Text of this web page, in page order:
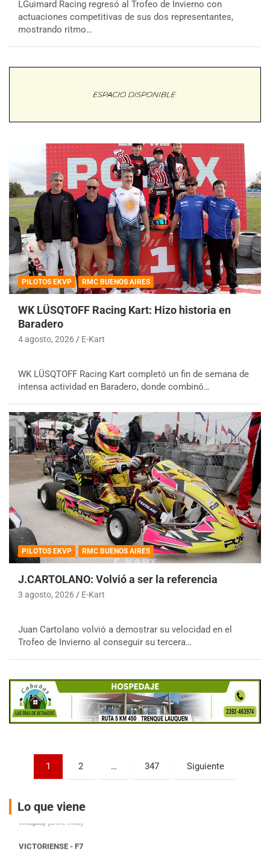
LGuimard Racing regresó al Trofeo de Invierno con
actuaciones competitivas de sus dos representantes,
mostrando ritmo…
PILOTOS EKVP RMC BUENOS AIRES
WK LÜSQTOFF Racing Kart: Hizo historia en
Baradero
4 agosto, 2026 E-Kart
WK LÜSQTOFF Racing Kart completó un fin de semana de
intensa actividad en Baradero, donde combinó…
PILOTOS EKVP RMC BUENOS AIRES
J.CARTOLANO: Volvió a ser la referencia
3 agosto, 2026 E-Kart
Juan Cartolano volvió a demostrar su velocidad en el
Trofeo de Invierno al conseguir su tercera…
Paginación
entradas
1 2 … 347 Siguiente
Lo que viene
08/09-AGO
KDO - F6
Ciudad de Trenque Lauquen (Asfalto)
Trenque Lauquen (Buenos Aires)
Parque de la Velocidad (Asfalto)
Villaguay (Entre Ríos)
El Cerro (Tierra)
Victoria (Entre Ríos)
Moto Club Reginense (Tierra)